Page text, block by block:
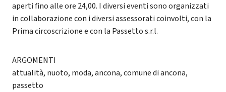
aperti fino alle ore 24,00. I diversi eventi sono organizzati
in collaborazione con i diversi assessorati coinvolti, con la
Prima circoscrizione e con la Passetto s.r.l.
ARGOMENTI
attualità, nuoto, moda,ancona,comune di ancona,
passetto